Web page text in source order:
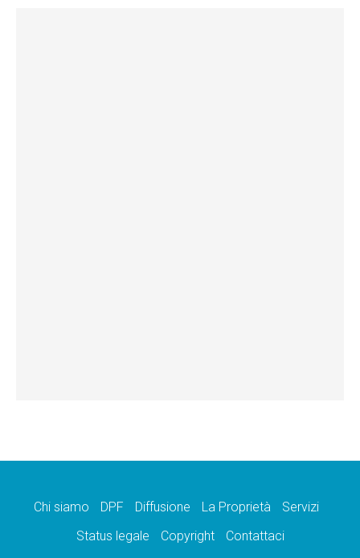
Chi siamo DPF Diffusione La Proprietà
Servizi
Status legale
Copyright Contattaci